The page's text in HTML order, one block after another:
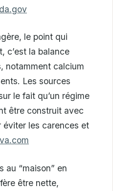
le point qui
c’est la balance
notamment calcium
Les sources
le fait qu’un régime
être construit avec
éviter les carences et
au “maison” en
être nette,